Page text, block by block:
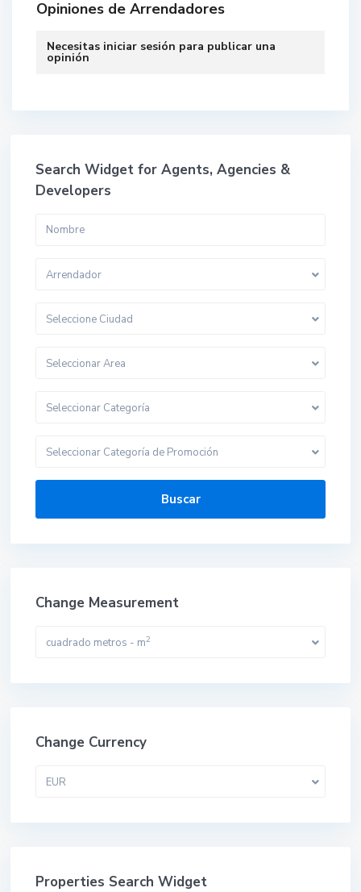
Opiniones de Arrendadores
Necesitas iniciar sesión para publicar una
opinión
Search Widget for Agents, Agencies &
Developers
Arrendador
Seleccione Ciudad
Seleccionar Area
Seleccionar Categoría
Seleccionar Categoría de Promoción
Buscar
Change Measurement
cuadrado metros - m2
Change Currency
EUR
Properties Search Widget